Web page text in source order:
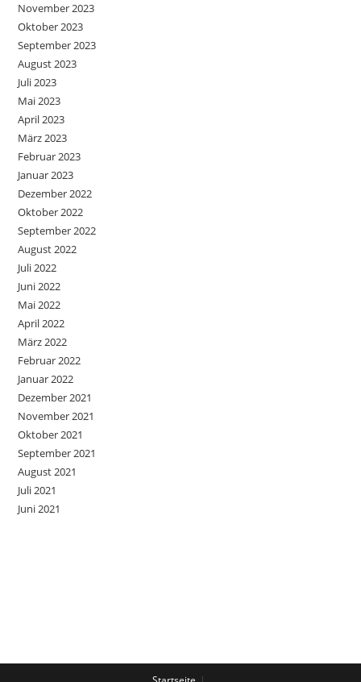
November 2023
Oktober 2023
September 2023
August 2023
Juli 2023
Mai 2023
April 2023
März 2023
Februar 2023
Januar 2023
Dezember 2022
Oktober 2022
September 2022
August 2022
Juli 2022
Juni 2022
Mai 2022
April 2022
März 2022
Februar 2022
Januar 2022
Dezember 2021
November 2021
Oktober 2021
September 2021
August 2021
Juli 2021
Juni 2021